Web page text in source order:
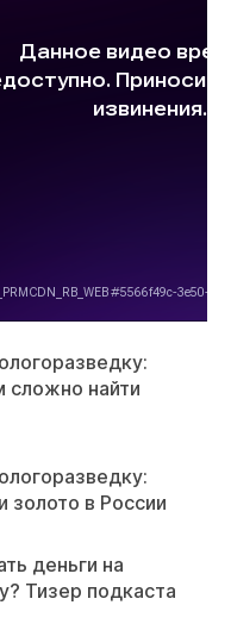
найти
золото в России
деньги на
Тизер подкаста